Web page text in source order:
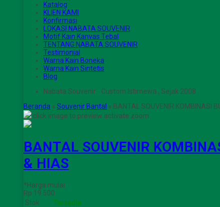
Katalog
KLIEN KAMI
Konfirmasi
LOKASI NABATA SOUVENIR
Motif Kain Kanvas Tebal
TENTANG NABATA SOUVENIR
Testimonial
Warna Kain Boneka
Warna Kain Sintetis
Blog
Nabata Souvenir - Custom Istimewa , Sejak 2008 .
Beranda » Souvenir Bantal » BANTAL SOUVENIR KOMBINASI
click image to preview activate zoom
BANTAL SOUVENIR
& HIAS
*Harga mulai
Rp 19.500
Stok
Tersedia